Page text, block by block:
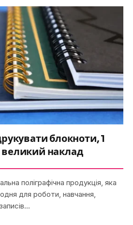
блокноти, 1
наклад
поліграфічна продукція, яка
для роботи, навчання,